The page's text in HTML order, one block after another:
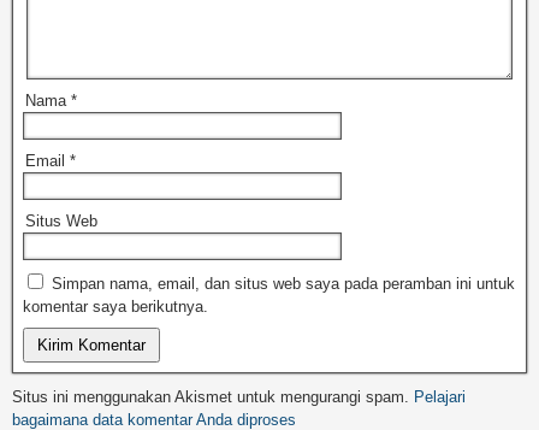
Nama *
Email *
Situs Web
Simpan nama, email, dan situs web saya pada peramban ini untuk
komentar saya berikutnya.
Situs ini menggunakan Akismet untuk mengurangi spam. Pelajari
bagaimana data komentar Anda diproses